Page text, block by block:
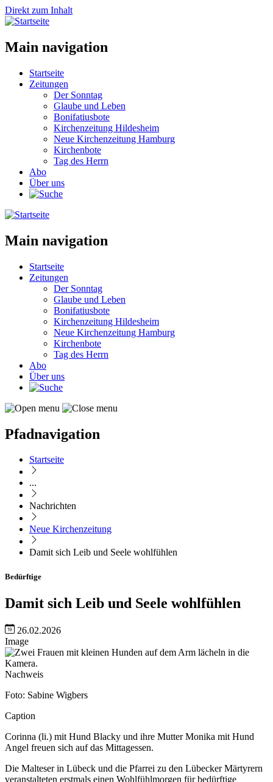
Direkt zum Inhalt
Main navigation
Startseite
Zeitungen
Der Sonntag
Glaube und Leben
Bonifatiusbote
Kirchenzeitung Hildesheim
Neue Kirchenzeitung Hamburg
Kirchenbote
Tag des Herrn
Abo
Über uns
Main navigation
Startseite
Zeitungen
Der Sonntag
Glaube und Leben
Bonifatiusbote
Kirchenzeitung Hildesheim
Neue Kirchenzeitung Hamburg
Kirchenbote
Tag des Herrn
Abo
Über uns
Pfadnavigation
Startseite
...
Nachrichten
Neue Kirchenzeitung
Damit sich Leib und Seele wohlfühlen
Bedürftige
Damit sich Leib und Seele wohlfühlen
26.02.2026
Image
Nachweis
Foto: Sabine Wigbers
Caption
Corinna (li.) mit Hund Blacky und ihre Mutter Monika mit Hund
Angel freuen sich auf das Mittagessen.
Die Malteser in Lübeck und die Pfarrei zu den Lübecker Märtyrern
veranstalteten erstmals einen Wohlfühlmorgen für bedürftige